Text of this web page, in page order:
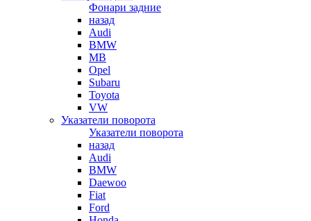
Фонари задние
назад
Audi
BMW
MB
Opel
Subaru
Toyota
VW
Указатели поворота
Указатели поворота
назад
Audi
BMW
Daewoo
Fiat
Ford